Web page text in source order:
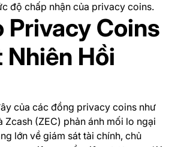
độ chấp nhận của privacy coins.
Privacy Coins
Hồi
của các đồng privacy coins như
Zcash (ZEC) phản ánh mối lo ngại
lớn về giám sát tài chính, chủ